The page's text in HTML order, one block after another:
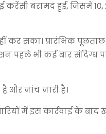
बरामद हुई, जिसमें 10,
कर सका। प्रारंभिक
पहले भी कई बार संदिग्ध
और जांच जारी है।
में इस कार्रवाई के बाद